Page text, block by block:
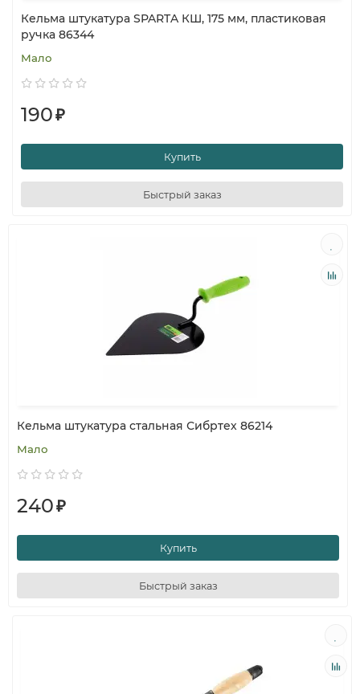
Кельма штукатура SPARTA КШ, 175 мм, пластиковая
ручка 86344
Мало
190₽
Купить
Быстрый заказ
Кельма штукатура стальная Сибртех 86214
Мало
240₽
Купить
Быстрый заказ